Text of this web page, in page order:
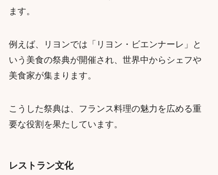
ます。
例えば、リヨンでは「リヨン・ビエンナーレ」と
いう美食の祭典が開催され、世界中からシェフや
美食家が集まります。
こうした祭典は、フランス料理の魅力を広める重
要な役割を果たしています。
レストラン文化